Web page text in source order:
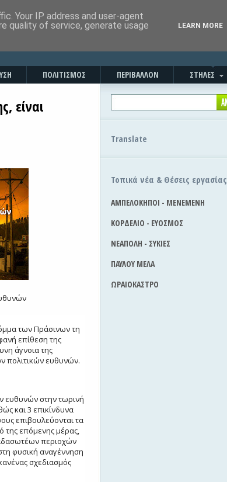
ΠΟΛΙΤΙΣΜΟΣ ΠΕΡΙΒΑΛΛΟΝ ΣΤΗΛΕΣ
είναι
των Πράσινων τη
επίθεση της
άγνοια της
πολιτικών ευθυνών.
ευθυνών στην τωρινή
και 3 επικίνδυνα
επιβουλεύονται τα
της επόμενης μέρας,
περιοχών
φυσική αναγέννηση
σχεδιασμός
Translate
Τοπικά νέα & Θέσεις εργασίας
ΑΜΠΕΛΟΚΗΠΟΙ - ΜΕΝΕΜΕΝΗ
ΚΟΡΔΕΛΙΟ - ΕΥΟΣΜΟΣ
ΝΕΑΠΟΛΗ - ΣΥΚΙΕΣ
ΠΑΥΛΟΥ ΜΕΛΑ
ΩΡΑΙΟΚΑΣΤΡΟ
Your IP address and user-agent
quality of service, generate usage
LEARN MORE